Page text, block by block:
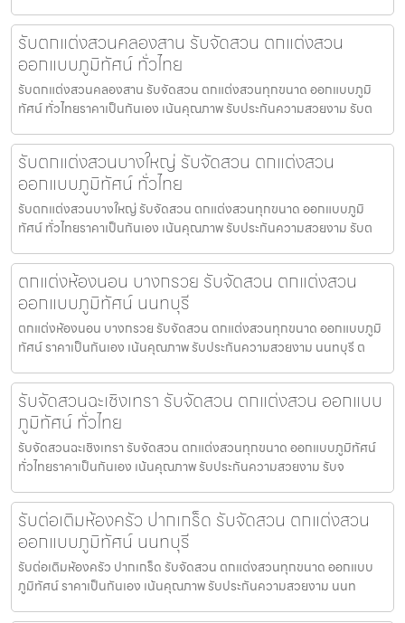
รับตกแต่งสวนคลองสาน รับจัดสวน ตกแต่งสวน
ออกแบบภูมิทัศน์ ทั่วไทย
รับตกแต่งสวนคลองสาน รับจัดสวน ตกแต่งสวนทุกขนาด ออกแบบภูมิ
ทัศน์ ทั่วไทยราคาเป็นกันเอง เน้นคุณภาพ รับประกันความสวยงาม รับต
รับตกแต่งสวนบางใหญ่ รับจัดสวน ตกแต่งสวน
ออกแบบภูมิทัศน์ ทั่วไทย
รับตกแต่งสวนบางใหญ่ รับจัดสวน ตกแต่งสวนทุกขนาด ออกแบบภูมิ
ทัศน์ ทั่วไทยราคาเป็นกันเอง เน้นคุณภาพ รับประกันความสวยงาม รับต
ตกแต่งห้องนอน บางกรวย รับจัดสวน ตกแต่งสวน
ออกแบบภูมิทัศน์ นนทบุรี
ตกแต่งห้องนอน บางกรวย รับจัดสวน ตกแต่งสวนทุกขนาด ออกแบบภูมิ
ทัศน์ ราคาเป็นกันเอง เน้นคุณภาพ รับประกันความสวยงาม นนทบุรี ต
รับจัดสวนฉะเชิงเทรา รับจัดสวน ตกแต่งสวน ออกแบบ
ภูมิทัศน์ ทั่วไทย
รับจัดสวนฉะเชิงเทรา รับจัดสวน ตกแต่งสวนทุกขนาด ออกแบบภูมิทัศน์
ทั่วไทยราคาเป็นกันเอง เน้นคุณภาพ รับประกันความสวยงาม รับจ
รับต่อเติมห้องครัว ปากเกร็ด รับจัดสวน ตกแต่งสวน
ออกแบบภูมิทัศน์ นนทบุรี
รับต่อเติมห้องครัว ปากเกร็ด รับจัดสวน ตกแต่งสวนทุกขนาด ออกแบบ
ภูมิทัศน์ ราคาเป็นกันเอง เน้นคุณภาพ รับประกันความสวยงาม นนท